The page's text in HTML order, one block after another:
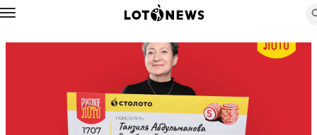
Назад